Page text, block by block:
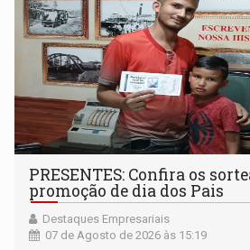
PRESENTES: Confira os
promoção de dia dos Pais
Destaques Empresariais
07 de Agosto de 2026 às 15:19